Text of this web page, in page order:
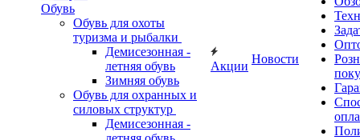
Обувь
Обувь для охоты
туризма и рыбалки
Демисезонная -
летняя обувь
Зимняя обувь
Обувь для охранных и
силовых структур
Демисезонная -
Акции
Новости